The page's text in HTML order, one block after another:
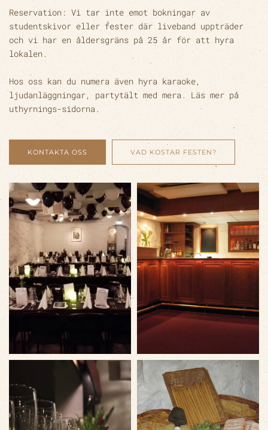
Reservation: Vi tar inte emot bokningar av
studentskivor eller fester där liveband uppträder
och vi har en åldersgräns på 25 år för att hyra
lokalen.
Hos oss kan du numera även hyra karaoke,
ljudanläggningar, partytält med mera. Läs mer på
uthyrnings-sidorna.
KONTAKTA OSS VAD KOSTAR FESTEN?